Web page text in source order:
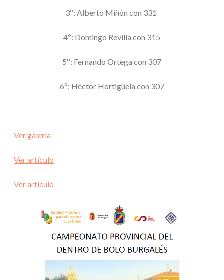
3º: Alberto Miñón con 331
4º: Domingo Revilla con 315
5º: Fernando Ortega con 307
6º: Héctor Hortigüela con 307
Ver galería
Ver artículo
Ver artículo